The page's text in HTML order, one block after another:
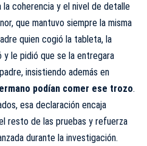
la coherencia y el nivel de detalle
que mantuvo siempre la misma
quien cogió la tableta, la
y le pidió que se la entregara
insistiendo además en
podían comer ese trozo.
esa declaración encaja
resto de las pruebas y refuerza
durante la investigación.